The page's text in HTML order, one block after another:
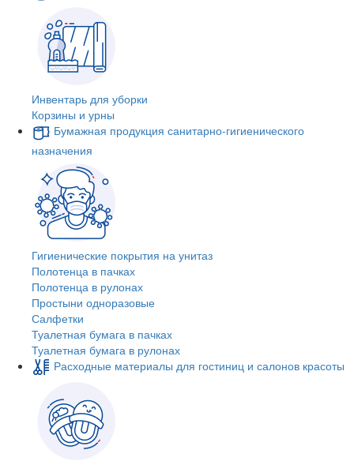
Инвентарь для уборки
Корзины и урны
Бумажная продукция санитарно-гигиенического
назначения
Гигиенические покрытия на унитаз
Полотенца в пачках
Полотенца в рулонах
Простыни одноразовые
Салфетки
Туалетная бумага в пачках
Туалетная бумага в рулонах
Расходные материалы для гостиниц и салонов красоты